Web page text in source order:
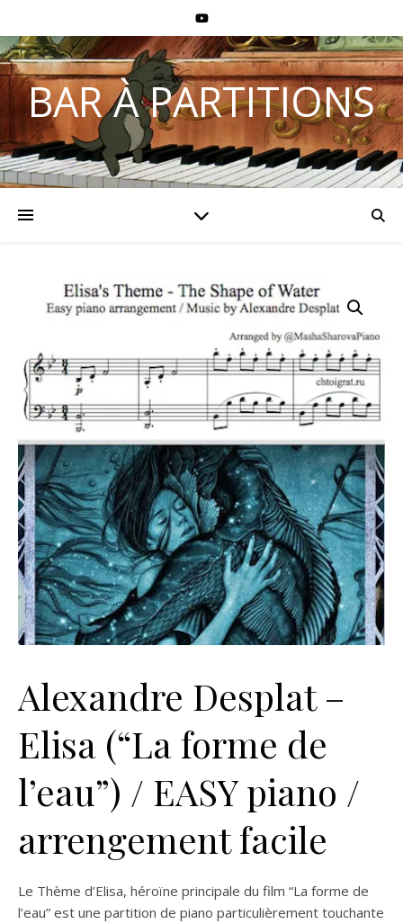
BAR À PARTITIONS
Alexandre Desplat –
Elisa (“La forme de
l’eau”) / EASY piano /
arrengement facile
Le Thème d’Elisa, héroïne principale du film “La forme de
l’eau” est une partition de piano particulièrement touchante